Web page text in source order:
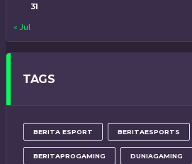
31
« Jul
TAGS
BERITA ESPORT BERITAESPORTS
BERITAPROGAMING DUNIAGAMING